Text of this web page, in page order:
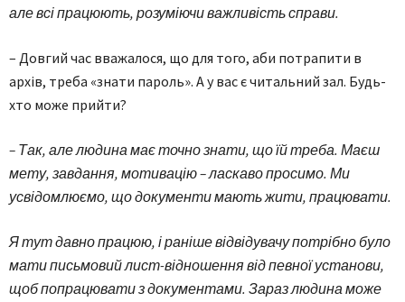
але всі працюють, розуміючи важливість справи.
– Довгий час вважалося, що для того, аби потрапити в
архів, треба «знати пароль». А у вас є читальний зал. Будь-
хто може прийти?
– Так, але людина має точно знати, що їй треба. Маєш
мету, завдання, мотивацію – ласкаво просимо. Ми
усвідомлюємо, що документи мають жити, працювати.
Я тут давно працюю, і раніше відвідувачу потрібно було
мати письмовий лист-відношення від певної установи,
щоб попрацювати з документами. Зараз людина може